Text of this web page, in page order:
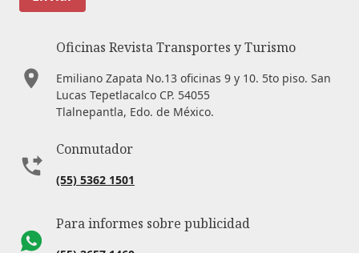
Oficinas Revista Transportes y Turismo
Emiliano Zapata No.13 oficinas 9 y 10. 5to piso. San
Lucas Tepetlacalco CP. 54055
Tlalnepantla, Edo. de México.
Conmutador
(55) 5362 1501
Para informes sobre publicidad